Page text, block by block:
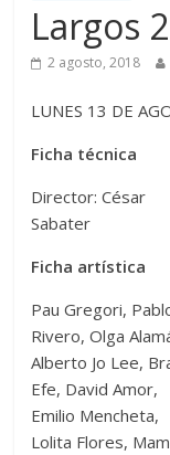
Largos
2 agosto, 2018
LUNES 13 DE
Ficha técnica
Director: César
Sabater
Ficha artística
Pau Gregori,
Rivero, Olga
Alberto Jo Lee,
Efe, David Amor,
Emilio Mencheta,
Lolita Flores,